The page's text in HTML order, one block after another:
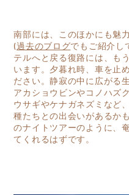
南部には、このほかにも魅
(過去のブログでもご紹介し
テルへと戻る復路には、も
います。夕暮れ時、車を止
ださい。静寂の中に広がる
アカショウビンやコノハズ
ウサギやケナガネズミなど
種たちとの出会いがあるか
のナイトツアーのように、
てくれるはずです。